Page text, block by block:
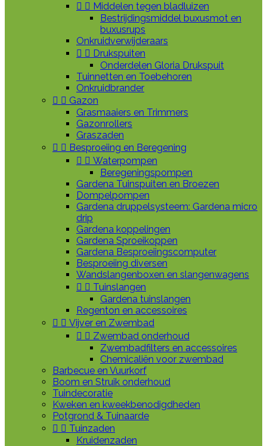
  Middelen tegen bladluizen
Bestrijdingsmiddel buxusmot en
buxusrups
Onkruidverwijderaars
  Drukspuiten
Onderdelen Gloria Drukspuit
Tuinnetten en Toebehoren
Onkruidbrander
  Gazon
Grasmaaiers en Trimmers
Gazonrollers
Graszaden
  Besproeiing en Beregening
  Waterpompen
Beregeningspompen
Gardena Tuinspuiten en Broezen
Dompelpompen
Gardena druppelsysteem: Gardena micro
drip
Gardena koppelingen
Gardena Sproeikoppen
Gardena Besproeiingscomputer
Besproeiing diversen
Wandslangenboxen en slangenwagens
  Tuinslangen
Gardena tuinslangen
Regenton en accessoires
  Vijver en Zwembad
  Zwembad onderhoud
Zwembadfilters en accessoires
Chemicaliën voor zwembad
Barbecue en Vuurkorf
Boom en Struik onderhoud
Tuindecoratie
Kweken en kweekbenodigdheden
Potgrond & Tuinaarde
  Tuinzaden
Kruidenzaden